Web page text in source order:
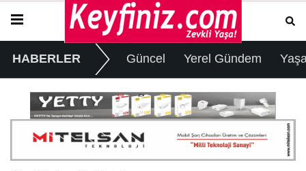
HABERLER Güncel Yerel Gündem